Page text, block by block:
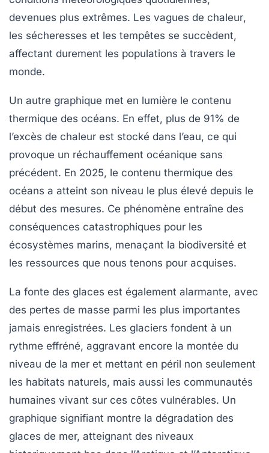
devenues plus extrêmes. Les vagues de chaleur,
les sécheresses et les tempêtes se succèdent,
affectant durement les populations à travers le
monde.
Un autre graphique met en lumière le contenu
thermique des océans. En effet, plus de 91% de
l’excès de chaleur est stocké dans l’eau, ce qui
provoque un réchauffement océanique sans
précédent. En 2025, le contenu thermique des
océans a atteint son niveau le plus élevé depuis le
début des mesures. Ce phénomène entraîne des
conséquences catastrophiques pour les
écosystèmes marins, menaçant la biodiversité et
les ressources que nous tenons pour acquises.
La fonte des glaces est également alarmante, avec
des pertes de masse parmi les plus importantes
jamais enregistrées. Les glaciers fondent à un
rythme effréné, aggravant encore la montée du
niveau de la mer et mettant en péril non seulement
les habitats naturels, mais aussi les communautés
humaines vivant sur ces côtes vulnérables. Un
graphique signifiant montre la dégradation des
glaces de mer, atteignant des niveaux